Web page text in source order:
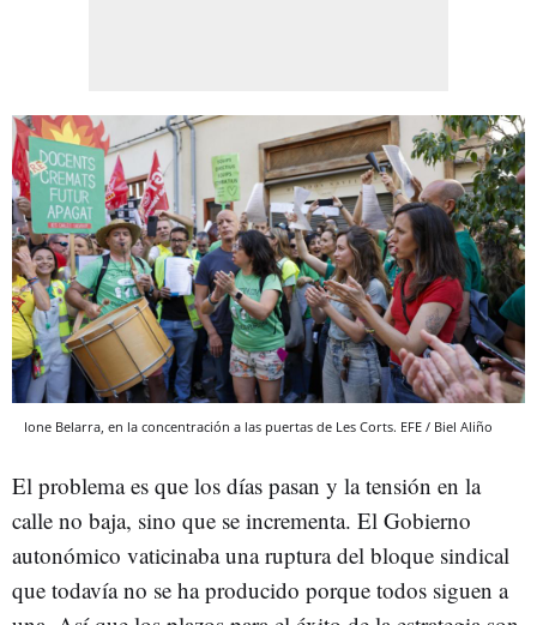
Ione Belarra, en la concentración a las puertas de Les Corts. EFE / Biel Aliño
El problema es que los días pasan y la tensión en la
calle no baja, sino que se incrementa. El Gobierno
autonómico vaticinaba una ruptura del bloque sindical
que todavía no se ha producido porque todos siguen a